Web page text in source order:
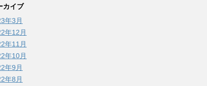
カイブ
年3月
年12月
年11月
年10月
年9月
年8月